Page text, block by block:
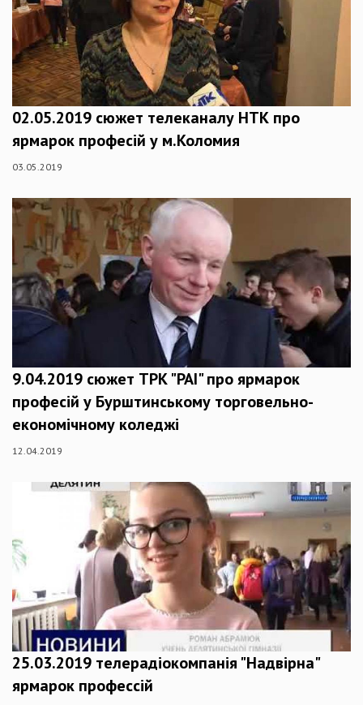
02.05.2019 сюжет телеканалу НТК про
ярмарок професій у м.Коломия
03.05.2019
9.04.2019 сюжет ТРК "РАІ" про ярмарок
професій у Бурштинському торговельно-
економічному коледжі
12.04.2019
25.03.2019 телерадіокомпанія "Надвірна"
ярмарок профессій